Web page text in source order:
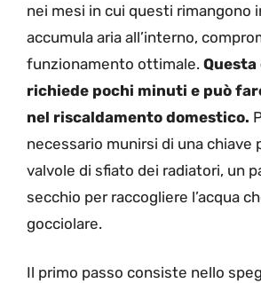
nei mesi in cui questi rimangono
accumula aria all’interno,
funzionamento ottimale. Questa
richiede pochi minuti e può
nel riscaldamento domestico.
necessario munirsi di una chiave
valvole di sfiato dei radiatori, un
secchio per raccogliere l’acqua
gocciolare.
Il primo passo consiste nello